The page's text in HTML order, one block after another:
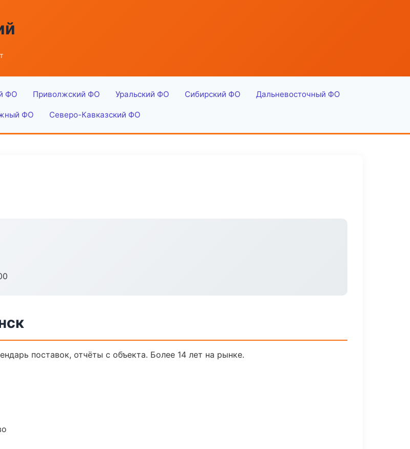
ФО Приволжский ФО Уральский ФО Сибирский ФО Дальневосточный ФО
ФО Северо-Кавказский ФО
поставок, отчёты с объекта. Более 14 лет на рынке.